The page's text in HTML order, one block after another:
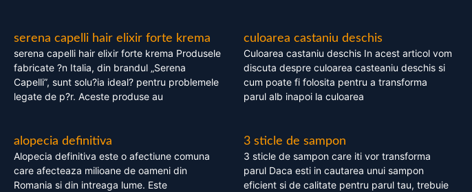
serena capelli hair elixir forte krema
serena capelli hair elixir forte krema Produsele
fabricate ?n Italia, din brandul „Serena
Capelli”, sunt solu?ia ideal? pentru problemele
legate de p?r. Aceste produse au
culoarea castaniu deschis
Culoarea castaniu deschis In acest articol vom
discuta despre culoarea casteaniu deschis si
cum poate fi folosita pentru a transforma
parul alb inapoi la culoarea
alopecia definitiva
Alopecia definitiva este o afectiune comuna
care afecteaza milioane de oameni din
Romania si din intreaga lume. Este
3 sticle de sampon
3 sticle de sampon care iti vor transforma
parul Daca esti in cautarea unui sampon
eficient si de calitate pentru parul tau, trebuie